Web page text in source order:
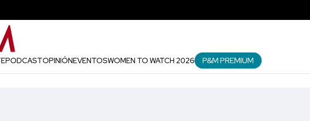
PODCASTOPINIÓNEVENTOSWOMEN TO WATCH 2026 P&M PREMIUM